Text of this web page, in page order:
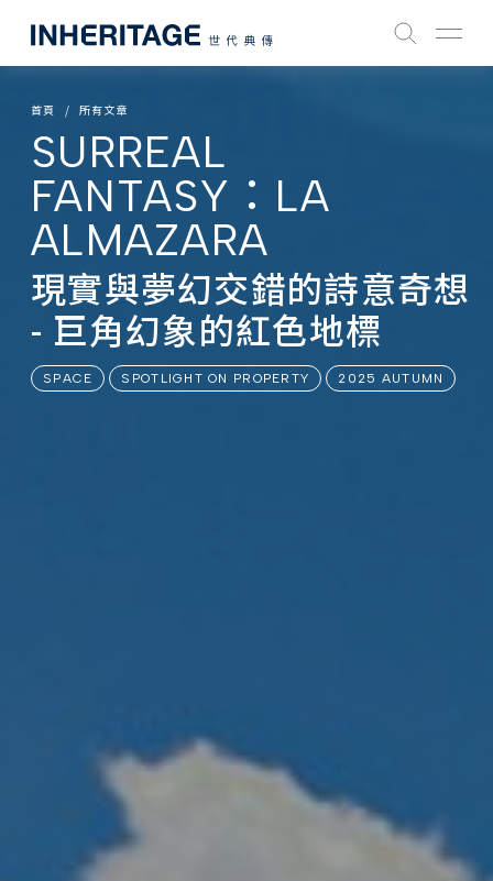
首頁 所有文章
SURREAL
FANTASY：LA
ALMAZARA
現實與夢幻交錯的詩意奇想
- 巨角幻象的紅色地標
SPACE SPOTLIGHT ON PROPERTY 2025 AUTUMN